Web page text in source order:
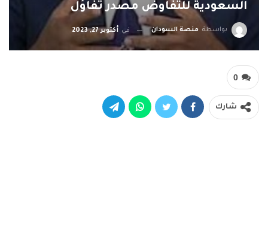
السعودية للتفاوض مصدر تفاؤل
بواسطة منصة السودان في أكتوبر 27, 2023
0
شارك